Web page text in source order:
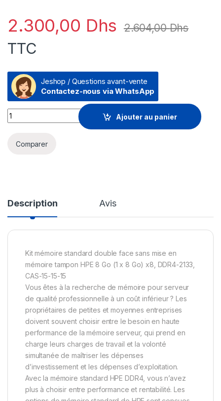
2.300,00 Dhs 2.604,00Dhs
TTC
Jeshop / Questions avant-vente
Contactez-nous via WhatsApp
HPE 8GB 2Rx8 PC4-2133P-E-15 STND Kit (805669-B21)
Ajouter au panier
Comparer
Description Avis
Kit mémoire standard double face sans mise en
mémoire tampon HPE 8 Go (1 x 8 Go) x8, DDR4-2133,
CAS-15-15-15
Vous êtes à la recherche de mémoire pour serveur
de qualité professionnelle à un coût inférieur ? Les
propriétaires de petites et moyennes entreprises
doivent souvent choisir entre le besoin en haute
performance de la mémoire serveur, qui prend en
charge leurs charges de travail et la volonté
simultanée de maîtriser les dépenses
d’investissement et les dépenses d’exploitation.
Avec la mémoire standard HPE DDR4, vous n’avez
plus à choisir entre performance et rentabilité. Les